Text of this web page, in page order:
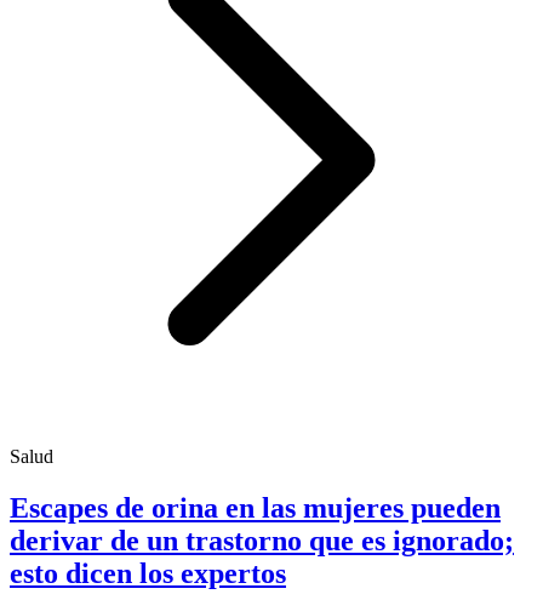
Salud
Escapes de orina en las mujeres pueden
derivar de un trastorno que es ignorado;
esto dicen los expertos